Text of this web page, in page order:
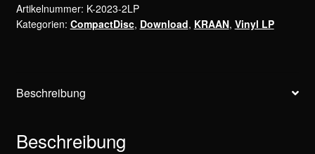
Artikelnummer: K-2023-2LP
Kategorien: CompactDisc, Download, KRAAN, Vinyl LP
Beschreibung
Beschreibung